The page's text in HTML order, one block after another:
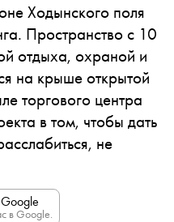
Ходынского поля
Пространство с 10
отдыха, охраной и
на крыше открытой
торгового центра
в том, чтобы дать
не
в Google.